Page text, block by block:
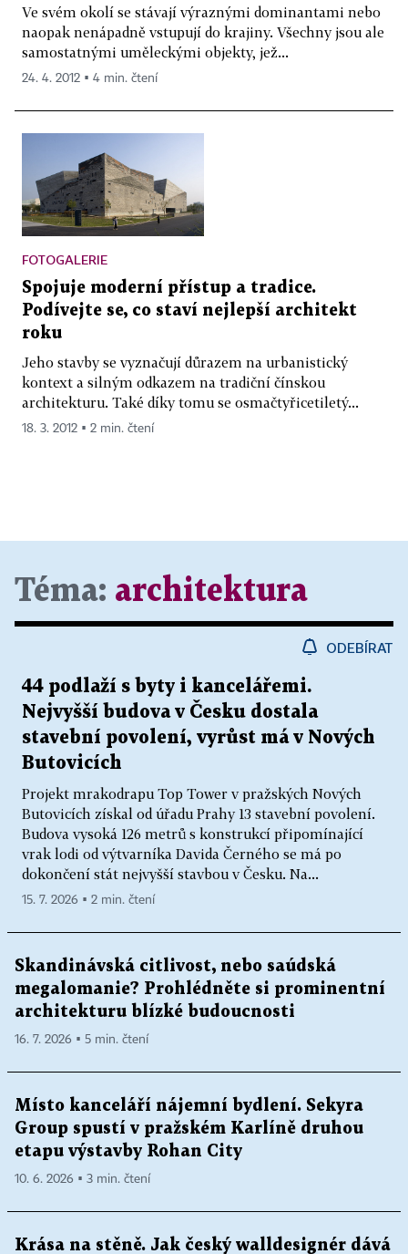
Ve svém okolí se stávají výraznými dominantami nebo
naopak nenápadně vstupují do krajiny. Všechny jsou ale
samostatnými uměleckými objekty, jež...
24. 4. 2012 ▪ 4 min. čtení
FOTOGALERIE
Spojuje moderní přístup a tradice.
Podívejte se, co staví nejlepší architekt
roku
Jeho stavby se vyznačují důrazem na urbanistický
kontext a silným odkazem na tradiční čínskou
architekturu. Také díky tomu se osmačtyřicetiletý...
18. 3. 2012 ▪ 2 min. čtení
Téma: architektura
ODEBÍRAT
44 podlaží s byty i kancelářemi.
Nejvyšší budova v Česku dostala
stavební povolení, vyrůst má v Nových
Butovicích
Projekt mrakodrapu Top Tower v pražských Nových
Butovicích získal od úřadu Prahy 13 stavební povolení.
Budova vysoká 126 metrů s konstrukcí připomínající
vrak lodi od výtvarníka Davida Černého se má po
dokončení stát nejvyšší stavbou v Česku. Na...
15. 7. 2026 ▪ 2 min. čtení
Skandinávská citlivost, nebo saúdská
megalomanie? Prohlédněte si prominentní
architekturu blízké budoucnosti
16. 7. 2026 ▪ 5 min. čtení
Místo kanceláří nájemní bydlení. Sekyra
Group spustí v pražském Karlíně druhou
etapu výstavby Rohan City
10. 6. 2026 ▪ 3 min. čtení
Krása na stěně. Jak český walldesignér dává